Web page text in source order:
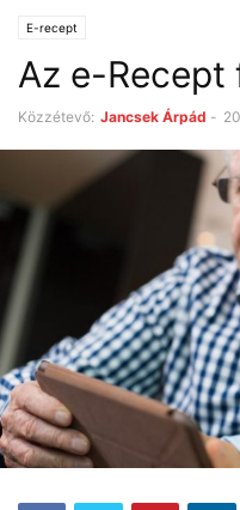
E-recept
Az e-
Közzétevő: Jancsek Árpád -